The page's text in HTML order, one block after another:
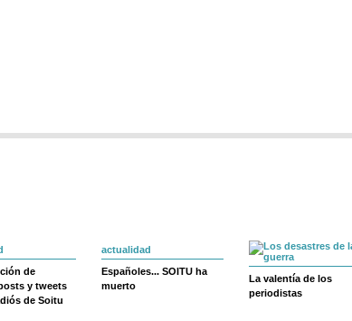
de
y tweets
de Soitu
actualidad
Españoles... SOITU ha
muerto
La valentía de los
periodistas